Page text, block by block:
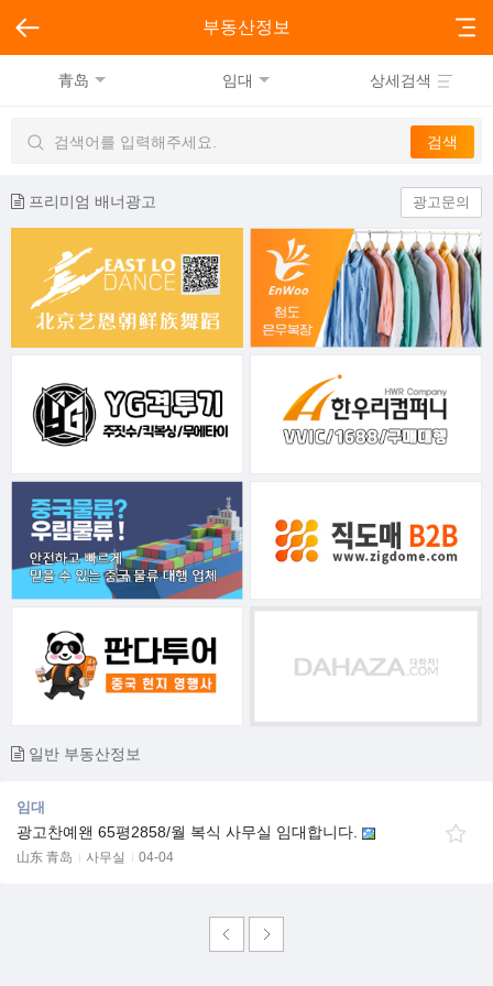
부동산정보
青岛 임대 상세검색
프리미엄 배너광고 광고문의
일반 부동산정보
임대
광고찬예왠 65평2858/월 복식 사무실 임대합니다.
山东 青岛 사무실 04-04